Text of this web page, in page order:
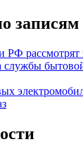
записям
РФ
службы